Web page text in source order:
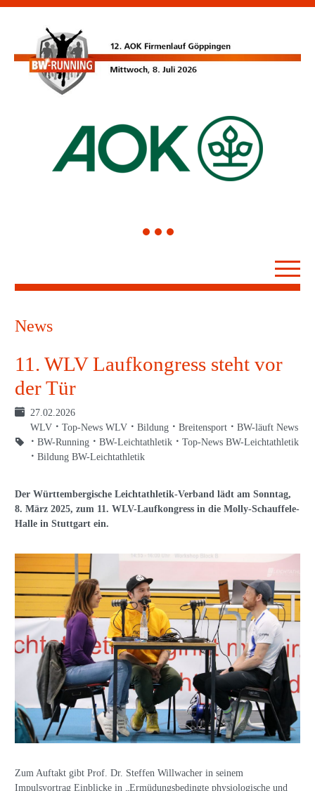
1 2 3
News
11. WLV Laufkongress steht vor
der Tür
27.02.2026
WLV
Top-News WLV Bildung Breitensport
BW-läuft News
BW-Running
BW-Leichtathletik
Top-News BW-Leichtathletik
Bildung BW-Leichtathletik
Der Württembergische Leichtathletik-Verband lädt am Sonntag,
8. März 2025, zum 11. WLV-Laufkongress in die Molly-Schauffele-
Halle in Stuttgart ein.
Zum Auftakt gibt Prof. Dr. Steffen Willwacher in seinem
Impulsvortrag Einblicke in „Ermüdungsbedingte physiologische und